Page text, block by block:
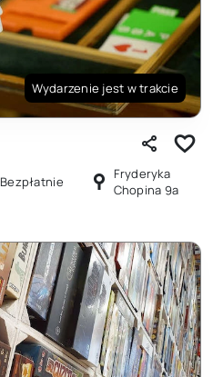
Wydarzenie jest w trakcie
Bezpłatnie
Fryderyka
Chopina 9a